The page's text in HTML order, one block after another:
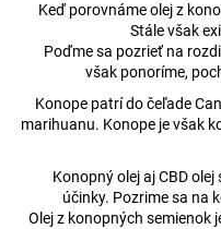
Keď porovnáme olej z
Stále však
Poďme sa pozrieť na
však ponoríme,
Konope patrí do čeľade
marihuanu. Konope je však
Konopný olej aj CBD
účinky. Pozrime sa na
Olej z konopných semienok
€17,83